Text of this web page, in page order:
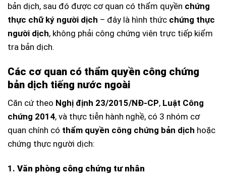
bản dịch, sau đó được cơ quan có thẩm quyền chứng
thực chữ ký người dịch – đây là hình thức chứng thực
người dịch, không phải công chứng viên trực tiếp kiểm
tra bản dịch.
Các cơ quan có thẩm quyền công chứng
bản dịch tiếng nước ngoài
Căn cứ theo Nghị định 23/2015/NĐ-CP, Luật Công
chứng 2014, và thực tiễn hành nghề, có 3 nhóm cơ
quan chính có thẩm quyền công chứng bản dịch hoặc
chứng thực người dịch:
1. Văn phòng công chứng tư nhân